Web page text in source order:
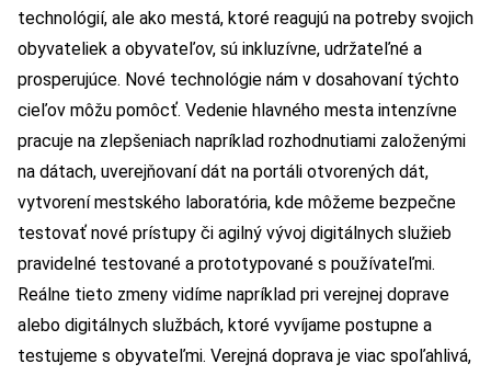
technológií, ale ako mestá, ktoré reagujú na potreby svojich
obyvateliek a obyvateľov, sú inkluzívne, udržateľné a
prosperujúce. Nové technológie nám v dosahovaní týchto
cieľov môžu pomôcť. Vedenie hlavného mesta intenzívne
pracuje na zlepšeniach napríklad rozhodnutiami založenými
na dátach, uverejňovaní dát na portáli otvorených dát,
vytvorení mestského laboratória, kde môžeme bezpečne
testovať nové prístupy či agilný vývoj digitálnych služieb
pravidelné testované a prototypované s používateľmi.
Reálne tieto zmeny vidíme napríklad pri verejnej doprave
alebo digitálnych službách, ktoré vyvíjame postupne a
testujeme s obyvateľmi. Verejná doprava je viac spoľahlivá,